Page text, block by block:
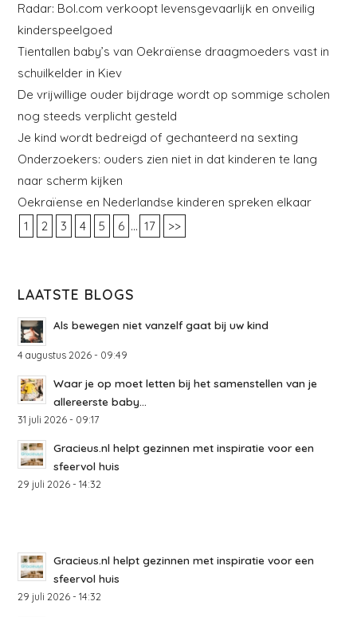
Radar: Bol.com verkoopt levensgevaarlijk en onveilig
kinderspeelgoed
Tientallen baby’s van Oekraïense draagmoeders vast in
schuilkelder in Kiev
De vrijwillige ouder bijdrage wordt op sommige scholen
nog steeds verplicht gesteld
Je kind wordt bedreigd of gechanteerd na sexting
Onderzoekers: ouders zien niet in dat kinderen te lang
naar scherm kijken
Oekraïense en Nederlandse kinderen spreken elkaar
1
2 3 4 5 6 ... 17 >>
LAATSTE BLOGS
Als bewegen niet vanzelf gaat bij uw kind
4 augustus 2026 - 09:49
Waar je op moet letten bij het samenstellen van je
allereerste baby...
31 juli 2026 - 09:17
Gracieus.nl helpt gezinnen met inspiratie voor een
sfeervol huis
29 juli 2026 - 14:32
Gracieus.nl helpt gezinnen met inspiratie voor een
sfeervol huis
29 juli 2026 - 14:32